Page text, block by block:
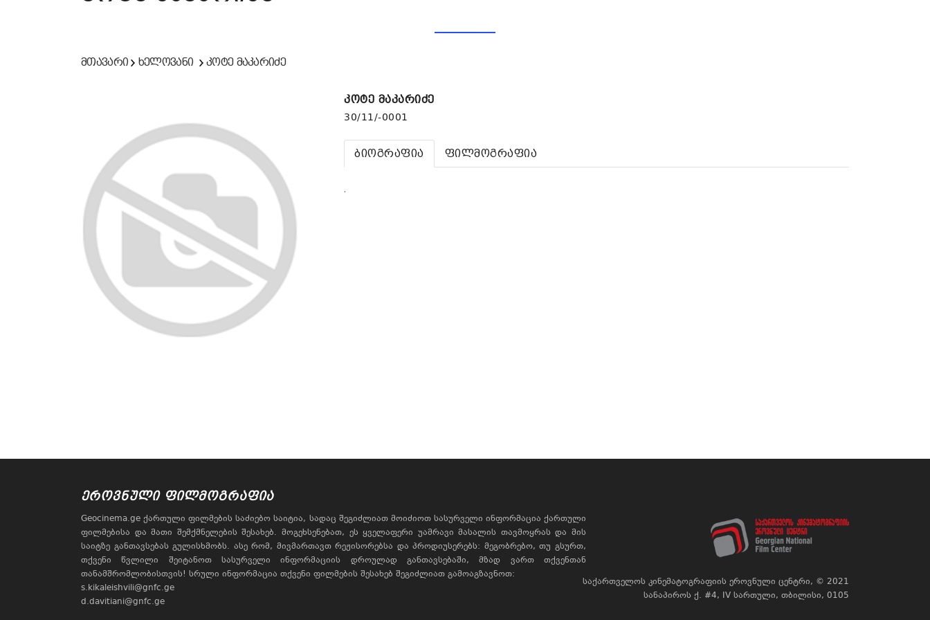
მთავარი ხელოვანი კოტე მაკარიძე
კოტე მაკარიძე
30/11/-0001
ბიოგრაფია ფილმოგრაფია
.
ᲔᲠᲝᲕᲜᲣᲚᲘ ᲤᲘᲚᲛᲝᲒᲠᲐᲤᲘᲐ
Geocinema.ge ქართული ფილმების საძიებო საიტია, სადაც შეგიძლიათ მოიძიოთ სასურველი ინფორმაცია ქართული
ფილმებისა და მათი შემქმნელების შესახებ. მოგეხსენებათ, ეს ყველაფერი უამრავი მასალის თავმოყრას და მის
საიტზე განთავსებას გულისხმობს. ასე რომ, მივმართავთ რეჟისორებსა და პროდიუსერებს: მეგობრებო, თუ გსურთ,
თქვენი წვლილი შეიტანოთ სასურველი ინფორმაციის დროულად განთავსებაში, მზად ვართ თქვენთან
თანამშრომლობისთვის! სრული ინფორმაცია თქვენი ფილმების შესახებ შეგიძლიათ გამოაგზავნოთ:
s.kikaleishvili@gnfc.ge
d.davitiani@gnfc.ge
საქართველოს კინემატოგრაფიის ეროვნული ცენტრი, © 2021
სანაპიროს ქ. #4, IV სართული, თბილისი, 0105